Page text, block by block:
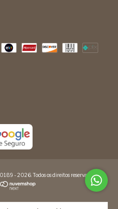
- 2026. Todos os direitos reservados.